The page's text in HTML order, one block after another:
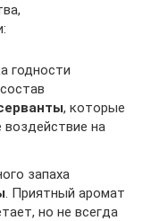
годности
, которые
воздействие на
запаха
. Приятный аромат
но не всегда